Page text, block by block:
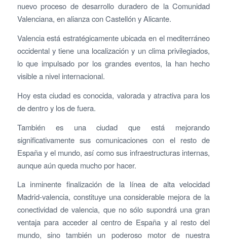
nuevo proceso de desarrollo duradero de la Comunidad
Valenciana, en alianza con Castellón y Alicante.
Valencia está estratégicamente ubicada en el mediterráneo
occidental y tiene una localización y un clima privilegiados,
lo que impulsado por los grandes eventos, la han hecho
visible a nivel internacional.
Hoy esta ciudad es conocida, valorada y atractiva para los
de dentro y los de fuera.
También es una ciudad que está mejorando
significativamente sus comunicaciones con el resto de
España y el mundo, así como sus infraestructuras internas,
aunque aún queda mucho por hacer.
La inminente finalización de la línea de alta velocidad
Madrid-valencia, constituye una considerable mejora de la
conectividad de valencia, que no sólo supondrá una gran
ventaja para acceder al centro de España y al resto del
mundo, sino también un poderoso motor de nuestra